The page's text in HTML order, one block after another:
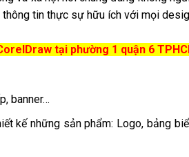
tin thực sự hữu ích với mọi
tại phường 1 quận 6
banner…
kế những sản phẩm: Logo, bảng